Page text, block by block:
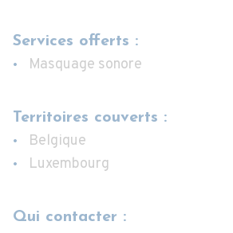
Services offerts :
Masquage sonore
Territoires couverts :
Belgique
Luxembourg
Qui contacter :